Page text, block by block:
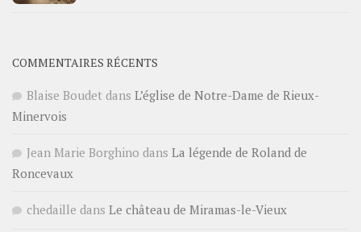
COMMENTAIRES RÉCENTS
Blaise Boudet dans L’église de Notre-Dame de Rieux-
Minervois
Jean Marie Borghino dans La légende de Roland de
Roncevaux
chedaille dans Le château de Miramas-le-Vieux